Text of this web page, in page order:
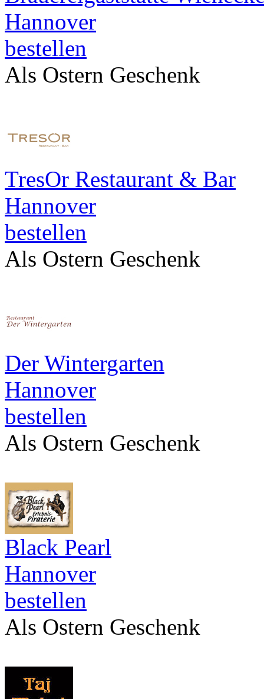
Hannover
bestellen
Als Ostern Geschenk
TresOr Restaurant & Bar
Hannover
bestellen
Als Ostern Geschenk
Der Wintergarten
Hannover
bestellen
Als Ostern Geschenk
Black Pearl
Hannover
bestellen
Als Ostern Geschenk